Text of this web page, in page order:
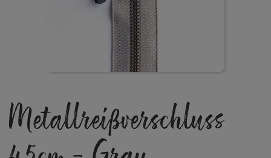
der
Bildgalerie
springen
Metallreißverschluss